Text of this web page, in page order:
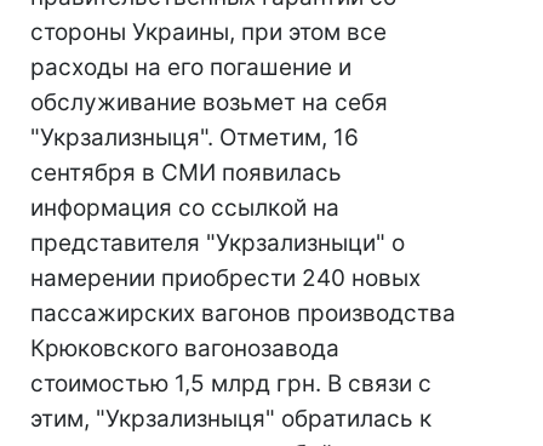
стороны Украины, при этом все
расходы на его погашение и
обслуживание возьмет на себя
"Укрзализныця". Отметим, 16
сентября в СМИ появилась
информация со ссылкой на
представителя "Укрзализныци" о
намерении приобрести 240 новых
пассажирских вагонов производства
Крюковского вагонозавода
стоимостью 1,5 млрд грн. В связи с
этим, "Укрзализныця" обратилась к